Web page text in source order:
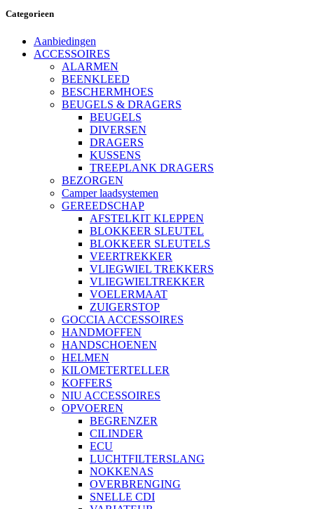
Categorieen
Aanbiedingen
ACCESSOIRES
ALARMEN
BEENKLEED
BESCHERMHOES
BEUGELS & DRAGERS
BEUGELS
DIVERSEN
DRAGERS
KUSSENS
TREEPLANK DRAGERS
BEZORGEN
Camper laadsystemen
GEREEDSCHAP
AFSTELKIT KLEPPEN
BLOKKEER SLEUTEL
BLOKKEER SLEUTELS
VEERTREKKER
VLIEGWIEL TREKKERS
VLIEGWIELTREKKER
VOELERMAAT
ZUIGERSTOP
GOCCIA ACCESSOIRES
HANDMOFFEN
HANDSCHOENEN
HELMEN
KILOMETERTELLER
KOFFERS
NIU ACCESSOIRES
OPVOEREN
BEGRENZER
CILINDER
ECU
LUCHTFILTERSLANG
NOKKENAS
OVERBRENGING
SNELLE CDI